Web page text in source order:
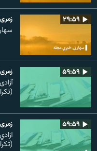
۲۹:۵۹ زمری ۱۶,
۵۹:۵۹ زمری ۱۶,
۵۹:۵۹ زمری ۱۶,